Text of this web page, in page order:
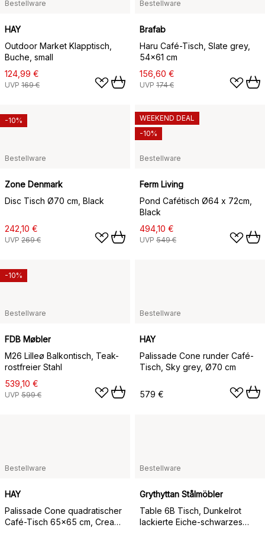
Bestellware
HAY
Outdoor Market Klapptisch,
Buche, small
124,99 €
UVP 169 €
Bestellware
Brafab
Haru Café-Tisch, Slate grey,
54x61 cm
156,60 €
UVP 174 €
Bestellware
Zone Denmark
Disc Tisch Ø70 cm, Black
242,10 €
UVP 269 €
-10%
Bestellware
Ferm Living
Pond Cafétisch Ø64 x 72cm,
Black
494,10 €
UVP 549 €
WEEKEND DEAL
-10%
Bestellware
FDB Møbler
M26 Lilleø Balkontisch, Teak-
rostfreier Stahl
539,10 €
UVP 599 €
-10%
Bestellware
HAY
Palissade Cone runder Café-
Tisch, Sky grey, Ø70 cm
579 €
Bestellware
HAY
Palissade Cone quadratischer
Café-Tisch 65x65 cm, Cream
Bestellware
Grythyttan Stålmöbler
Table 6B Tisch, Dunkelrot
lackierte Eiche-schwarzes